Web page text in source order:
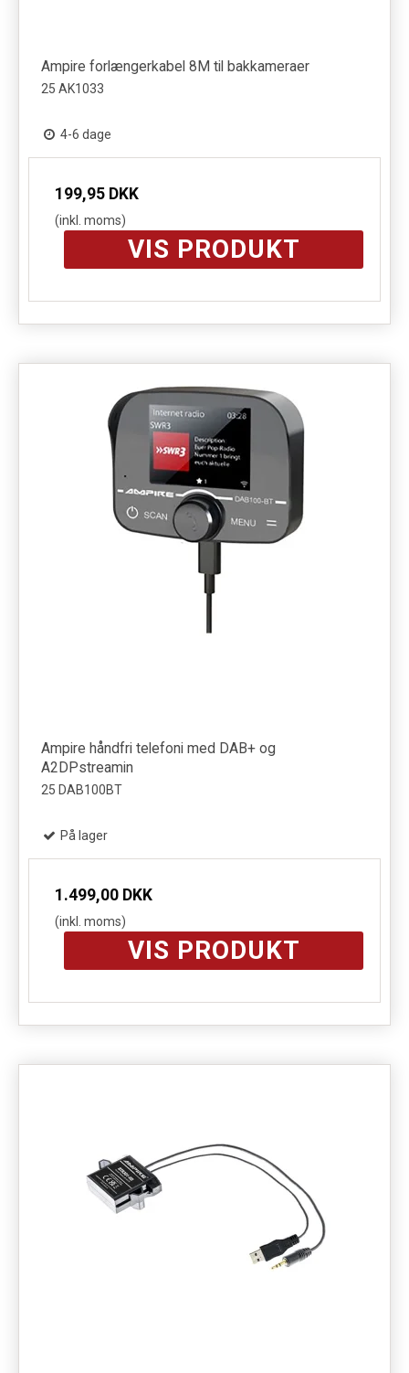
Ampire forlængerkabel 8M til bakkameraer
25 AK1033
4-6 dage
199,95 DKK
(inkl. moms)
VIS PRODUKT
Ampire håndfri telefoni med DAB+ og
A2DPstreamin
25 DAB100BT
På lager
1.499,00 DKK
(inkl. moms)
VIS PRODUKT